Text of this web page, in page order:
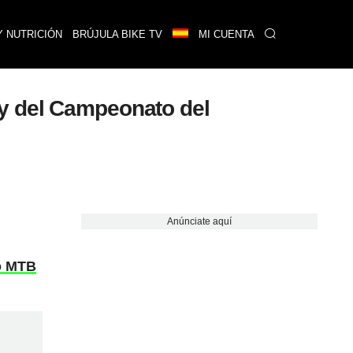
NUTRICIÓN BRÚJULA BIKE TV MI CUENTA
del Campeonato del
MTB
Anúnciate aquí